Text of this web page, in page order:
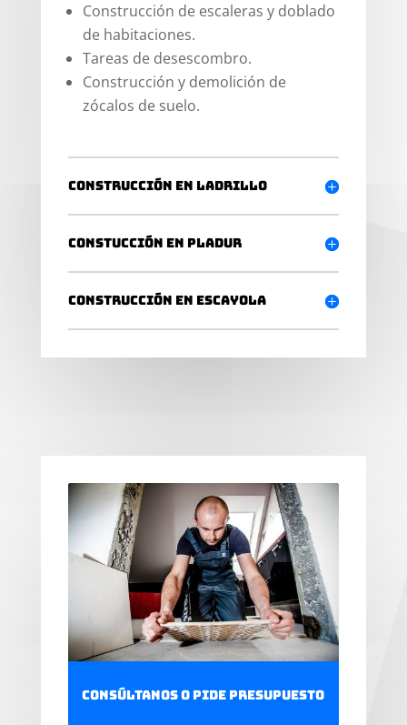
Construcción de escaleras y doblado
de habitaciones.
Tareas de desescombro.
Construcción y demolición de
zócalos de suelo.
Construcción en ladrillo
Constucción en pladur
Construcción en escayola
Consúltanos o pide presupuesto